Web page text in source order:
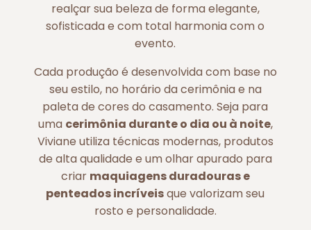
realçar sua beleza de forma elegante,
sofisticada e com total harmonia com o
evento.
Cada produção é desenvolvida com base no
seu estilo, no horário da cerimônia e na
paleta de cores do casamento. Seja para
uma cerimônia durante o dia ou à noite,
Viviane utiliza técnicas modernas, produtos
de alta qualidade e um olhar apurado para
criar maquiagens duradouras e
penteados incríveisque valorizam seu
rosto e personalidade.